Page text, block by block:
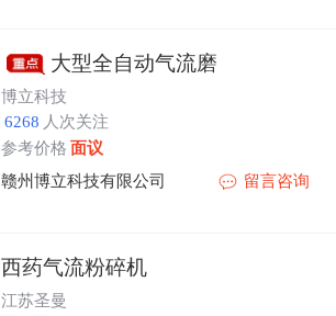
大型全自动气流磨
博立科技
6268 人次关注
参考价格 面议
赣州博立科技有限公司
留言咨询
​西药气流粉碎机
江苏圣曼